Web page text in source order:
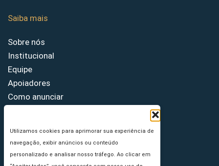
Utilizamos cookies para aprimorar sua experiência de
navegação, exibir anúncios ou conteúdo
personalizado e analisar nosso tráfego. Ao clicar em
Saiba mais
Sobre nós
Institucional
Equipe
Apoiadores
Como anunciar
Princípios Editoriais